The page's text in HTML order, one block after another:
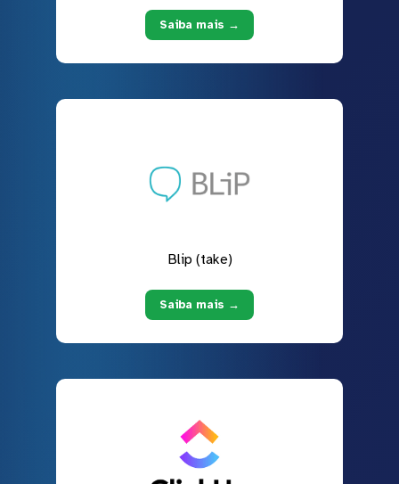
Saiba mais →
Blip (take)
Saiba mais →